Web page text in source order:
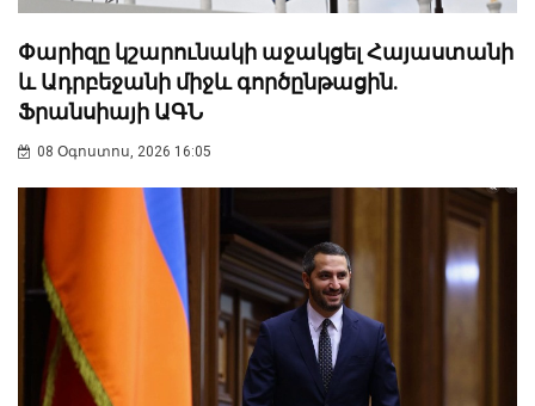
Փարիզը կշարունակի աջակցել Հայաստանի
և Ադրբեջանի միջև գործընթացին.
Ֆրանսիայի ԱԳՆ
08 Օգոստոս, 2026 16:05